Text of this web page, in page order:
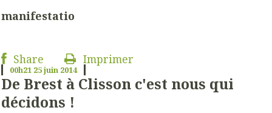
manifestatio
Share Imprimer
00h21 25juin 2014
De Brest à Clisson c'est nous qui
décidons !